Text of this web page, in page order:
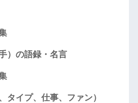
）の語録・名言
タイプ、仕事、ファン）